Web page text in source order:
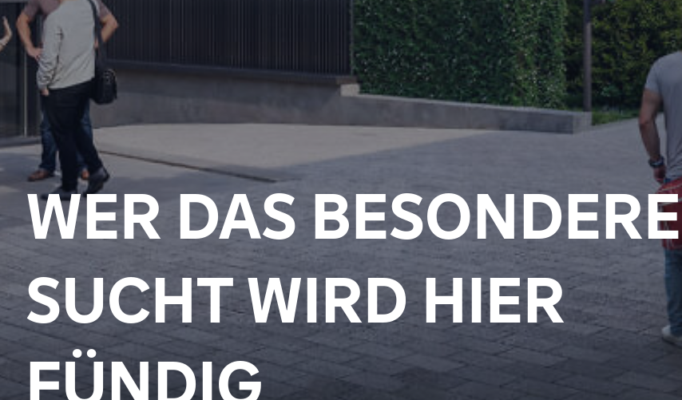
WER DAS BESONDERE
SUCHT WIRD HIER